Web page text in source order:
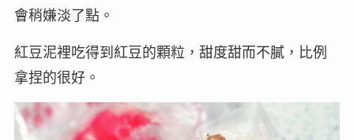
會稍嫌淡了點。
紅豆泥裡吃得到紅豆的顆粒，甜度甜而不膩，比例
拿捏的很好。